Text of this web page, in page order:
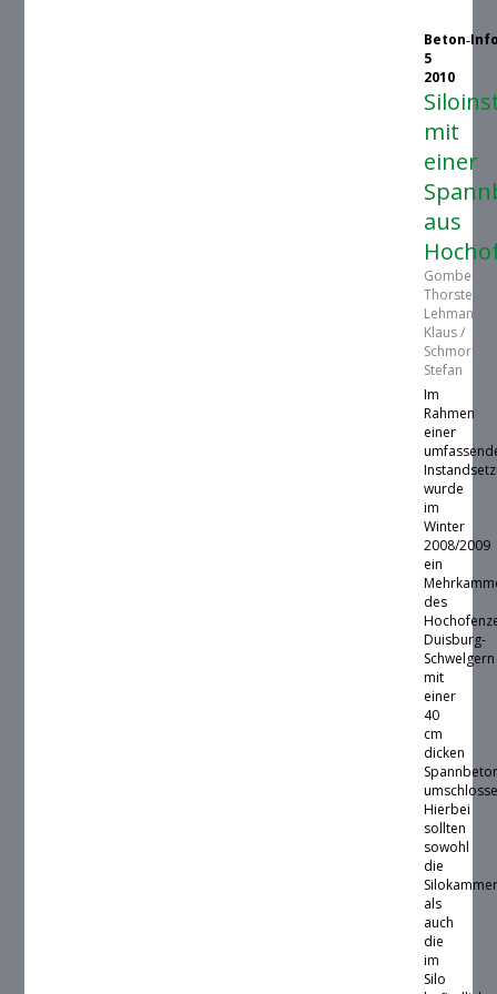
5
2010
mit
einer
aus
Gombert,
Thorsten /
Lehmann,
Klaus /
Schmorleiz,
Stefan
Im
Rahmen
einer
wurde
im
Winter
2008/2009
ein
des
Duisburg-
Schwelgern
mit
einer
40
cm
dicken
Hierbei
sollten
sowohl
die
als
auch
die
im
Silo